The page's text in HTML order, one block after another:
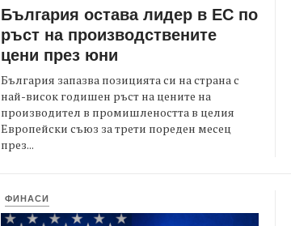
България остава лидер в ЕС по
ръст на производствените
цени през юни
България запазва позицията си на страна с
най-висок годишен ръст на цените на
производител в промишлеността в целия
Европейски съюз за трети пореден месец
през...
ФИНАСИ